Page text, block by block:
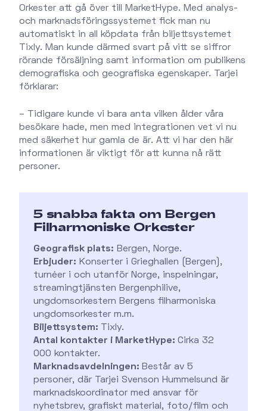
Orkester att gå över till MarketHype. Med analys-
och marknadsföringssystemet fick man nu
automatiskt in all köpdata från biljettsystemet
Tixly. Man kunde därmed svart på vitt se siffror
rörande försäljning samt information om publikens
demografiska och geografiska egenskaper. Tarjei
förklarar:
– Tidigare kunde vi bara anta vilken ålder våra
besökare hade, men med integrationen vet vi nu
med säkerhet hur gamla de är. Att vi har den här
informationen är viktigt för att kunna nå rätt
personer.
5 snabba fakta om Bergen
Filharmoniske Orkester
Geografisk plats: Bergen, Norge.
Erbjuder: Konserter i Grieghallen (Bergen),
turnéer i och utanför Norge, inspelningar,
streamingtjänsten Bergenphilive,
ungdomsorkestern Bergens filharmoniska
ungdomsorkester m.m.
Biljettsystem:
Tixly.
Antal kontakter i MarketHype: Cirka 32
000 kontakter.
Marknadsavdelningen: Består av 5
personer, där Tarjei Svenson Hummelsund är
marknadskoordinator med ansvar för
nyhetsbrev, grafiskt material, foto/film och